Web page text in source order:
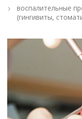
воспалительные
(гингивиты,